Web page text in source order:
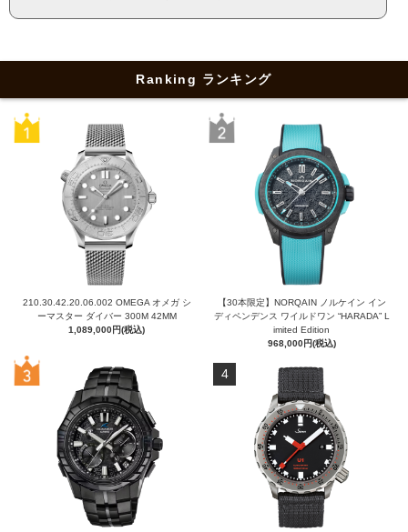
Ranking ランキング
210.30.42.20.06.002 OMEGA オメガ シ
ーマスター ダイバー 300M 42MM
1,089,000円(税込)
【30本限定】NORQAIN ノルケイン イン
ディペンデンス ワイルドワン “HARADA” L
imited Edition
968,000円(税込)
4